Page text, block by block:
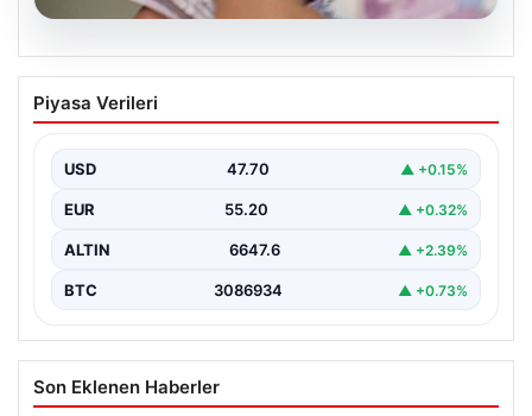
06.08.2026
2026 Kurban Bayramı Emekli İkramiyesi
Ne Zaman Yatacak? Detaylar Burada
milyon emekli vatandaşın merakla beklediği bayram
ikramiyesi…
Piyasa Verileri
USD 47.70 ▲ +0.15%
EUR 55.20 ▲ +0.32%
ALTIN 6647.6 ▲ +2.39%
BTC 3086934 ▲ +0.73%
Son Eklenen Haberler